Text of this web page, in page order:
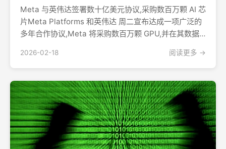
Meta 与英伟达签署数十亿美元协议,采购数百万颗 AI 芯
片Meta Platforms 和英伟达 周二宣布达成一项广泛的
多年合作协议,Meta 将采购数百万颗 GPU,并在其数据
竞相构建所需的基础设施,以实现 CEO 马克·扎克伯格所
说的"个人超级...
2026-02-18 阅读更多 →